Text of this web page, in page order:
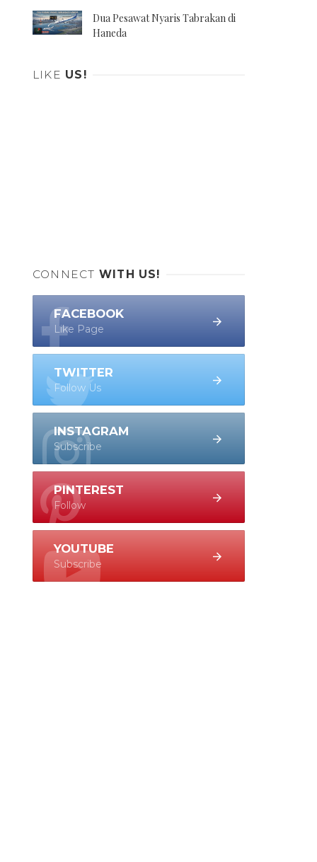
Dua Pesawat Nyaris Tabrakan di
Haneda
LIKE US!
CONNECT WITH US!
FACEBOOK
Like Page
TWITTER
Follow Us
INSTAGRAM
Subscribe
PINTEREST
Follow
YOUTUBE
Subscribe